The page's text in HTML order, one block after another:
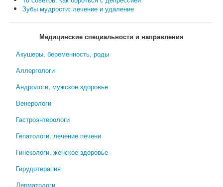
Зубы мудрости: лечение и удаление
Медицинские специальности и направления
Акушеры, беременность, роды
Аллергологи
Андрологи, мужское здоровье
Венерологи
Гастроэнтерологи
Гепатологи, лечение печени
Гинекологи, женское здоровье
Гирудотерапия
Дерматологи